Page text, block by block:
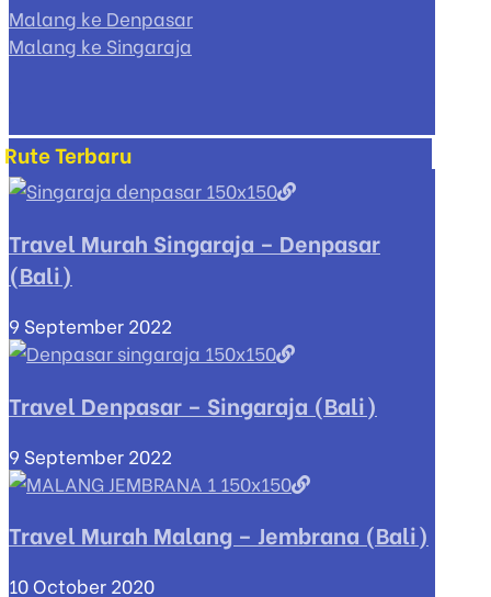
Malang ke Denpasar
Malang ke Singaraja
Rute Terbaru
Travel Murah Singaraja – Denpasar
(Bali)
9 September 2022
Travel Denpasar – Singaraja (Bali)
9 September 2022
Travel Murah Malang – Jembrana (Bali)
10 October 2020